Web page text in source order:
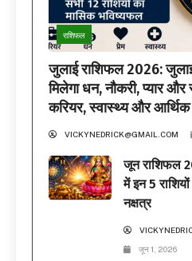
राशिफल
जुलाई राशिफल 2026:
मिलेगा धन, नौकरी, प्यार
करियर, स्वास्थ्य और आर्थिक
VICKYNEDRICK@GMAIL.COM
जून राशिफल
में इन 5
नक्षत्र
जून 1, 2026